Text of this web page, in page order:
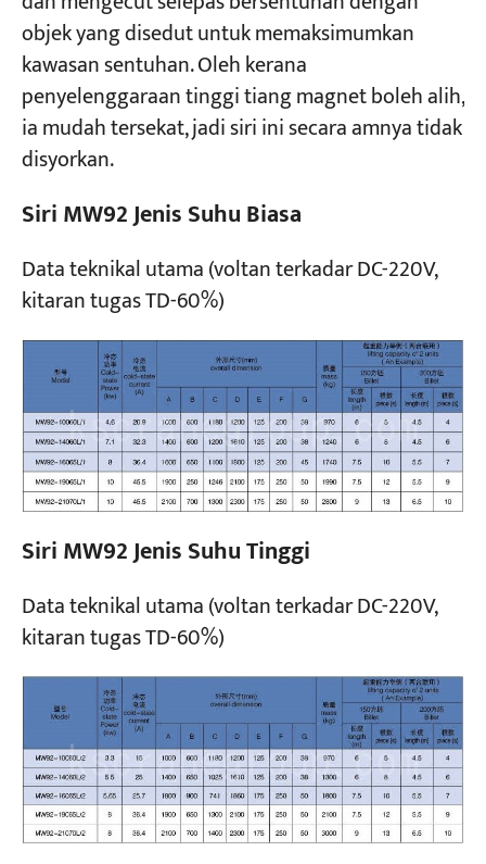
objek yang disedut untuk memaksimumkan
kawasan sentuhan. Oleh kerana
penyelenggaraan tinggi tiang magnet boleh alih,
ia mudah tersekat, jadi siri ini secara amnya tidak
disyorkan.
Siri MW92 Jenis Suhu Biasa
Data teknikal utama (voltan terkadar DC-220V,
kitaran tugas TD-60%)
Siri MW92 Jenis Suhu Tinggi
Data teknikal utama (voltan terkadar DC-220V,
kitaran tugas TD-60%)